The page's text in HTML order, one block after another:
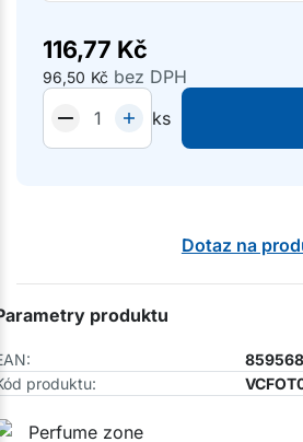
116,77 Kč
96,50 Kč bez DPH
ks
Dotaz na
produktu
produktu: